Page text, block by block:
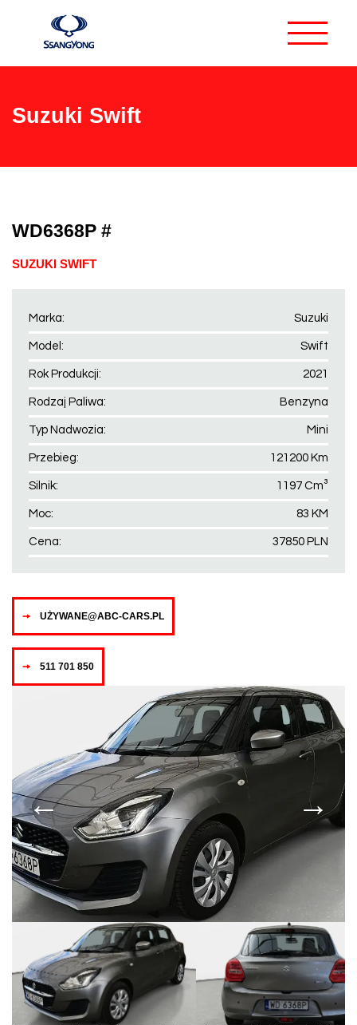
Suzuki Swift
← →
WD6368P #
SUZUKI SWIFT
Marka: Suzuki
Model: Swift
Rok Produkcji: 2021
Rodzaj Paliwa: Benzyna
Typ Nadwozia: Mini
Przebieg: 121200 Km
Silnik: 1197 Cm³
Moc: 83 KM
Cena: 37850 PLN
UŻYWANE@ABC-CARS.PL
511 701 850